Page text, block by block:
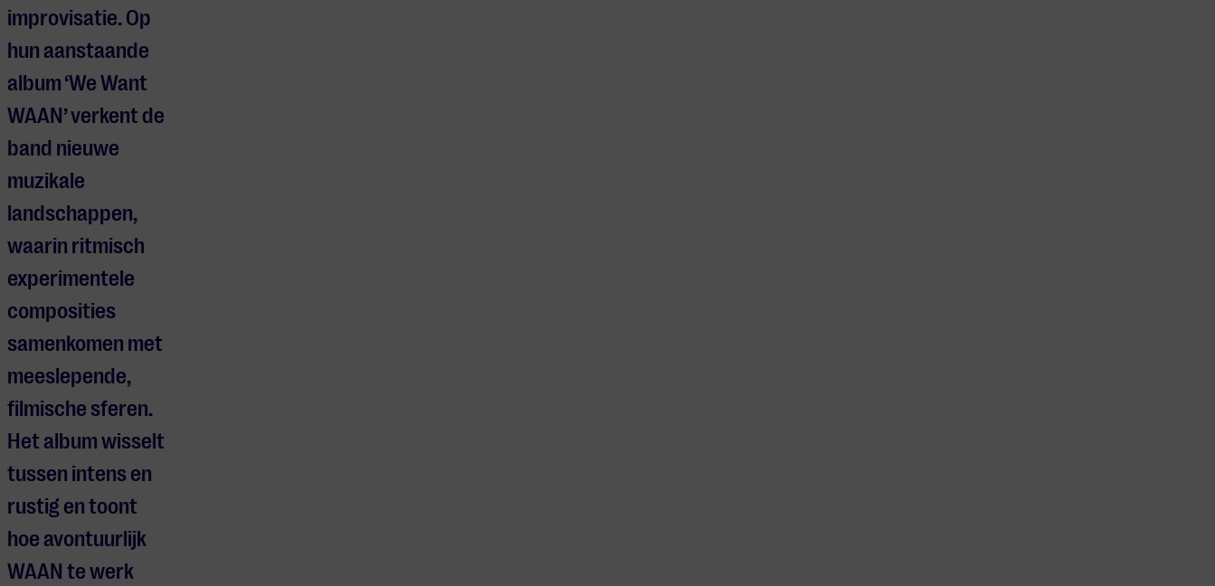
improvisatie. Op
hun aanstaande
album ‘We Want
WAAN’ verkent de
band nieuwe
muzikale
landschappen,
waarin ritmisch
experimentele
composities
samenkomen met
meeslepende,
filmische sferen.
Het album wisselt
tussen intens en
rustig en toont
hoe avontuurlijk
WAAN te werk